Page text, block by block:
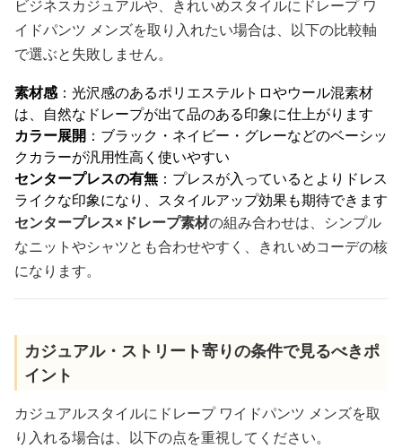
ビジネスカジュアルや、きれいめスタイルにドレープ ワ
イドパンツ メンズを取り入れたい場合は、以下の比較軸
で選ぶと失敗しません。
素材感：光沢感のあるポリエステルトロやウール混素材
は、自然なドレープが出て品のある印象に仕上がります
カラー展開 ：ブラック・ネイビー・グレーなどのベーシッ
クカラーが汎用性高く使いやすい
センタープレスの有無 ：プレスが入っているとよりドレス
ライクな印象になり、スタイルアップ効果も期待できます
センタープレス×ドレープ素材の組み合わせは、シンプル
なニットやシャツとも合わせやすく、きれいめコーデの核
になります。
カジュアル・ストリート寄りの条件で見るべきポ
イント
カジュアルスタイルにドレープ ワイドパンツ メンズを取
り入れる場合は、以下の点を重視してください。